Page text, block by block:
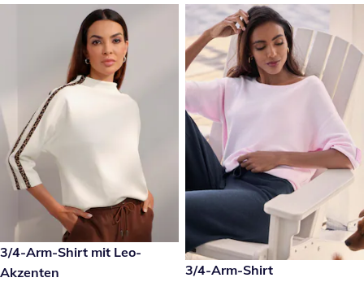
39,99 €
3/4-Arm-Shirt mit Leo-
Akzenten
59,99 €
3/4-Arm-Shirt